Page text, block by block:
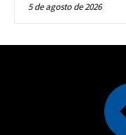
5 de agosto de 2026